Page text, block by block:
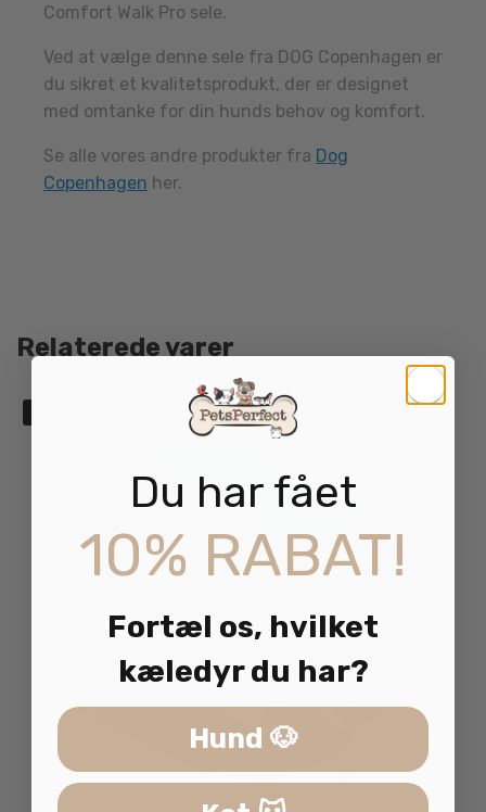
Comfort Walk Pro sele.
Ved at vælge denne sele fra DOG Copenhagen er
du sikret et kvalitetsprodukt, der er designet
med omtanke for din hunds behov og komfort.
Se alle vores andre produkter fra Dog
Copenhagen her.
Relaterede varer
Du har fået
10% RABAT!
Fortæl os, hvilket
kæledyr du har?
Hund 🐶